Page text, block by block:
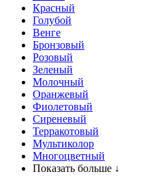
Красный
Голубой
Венге
Бронзовый
Розовый
Зеленый
Молочный
Оранжевый
Фиолетовый
Сиреневый
Терракотовый
Мультиколор
Многоцветный
Показать больше ↓